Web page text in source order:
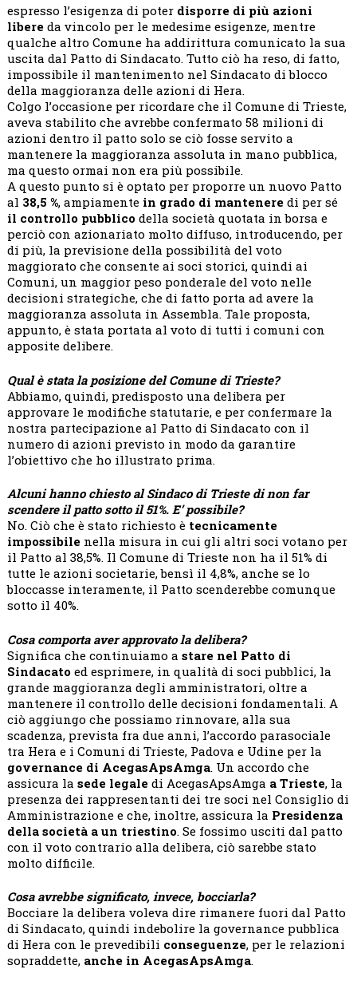
espresso l’esigenza di poter disporre di più azioni
libereda vincolo per le medesime esigenze, mentre
qualche altro Comune ha addirittura comunicato la sua
uscita dal Patto di Sindacato. Tutto ciò ha reso, di fatto,
impossibile il mantenimento nel Sindacato di blocco
della maggioranza delle azioni di Hera.
Colgo l’occasione per ricordare che il Comune di Trieste,
aveva stabilito che avrebbe confermato 58 milioni di
azioni dentro il patto solo se ciò fosse servito a
mantenere la maggioranza assoluta in mano pubblica,
ma questo ormai non era più possibile.
A questo punto si è optato per proporre un nuovo Patto
al 38,5 %, ampiamente in grado di manteneredi per sé
il controllo pubblico della società quotata in borsa e
perciò con azionariato molto diffuso, introducendo, per
di più, la previsione della possibilità del voto
maggiorato che consente ai soci storici, quindi ai
Comuni, un maggior peso ponderale del voto nelle
decisioni strategiche, che di fatto porta ad avere la
maggioranza assoluta in Assembla. Tale proposta,
appunto, è stata portata al voto di tutti i comuni con
apposite delibere.
Qual è stata la posizione del Comune di Trieste?
Abbiamo, quindi, predisposto una delibera per
approvare le modifiche statutarie, e per confermare la
nostra partecipazione al Patto di Sindacato con il
numero di azioni previsto in modo da garantire
l’obiettivo che ho illustrato prima.
Alcuni hanno chiesto al Sindaco di Trieste di non far
scendere il patto sotto il 51%. E’ possibile?
No. Ciò che è stato richiesto è tecnicamente
impossibilenella misura in cui gli altri soci votano per
il Patto al 38,5%. Il Comune di Trieste non ha il 51% di
tutte le azioni societarie, bensì il 4,8%, anche se lo
bloccasse interamente, il Patto scenderebbe comunque
sotto il 40%.
Cosa comporta aver approvato la delibera?
Significa che continuiamo a stare nel Patto di
Sindacato ed esprimere, in qualità di soci pubblici, la
grande maggioranza degli amministratori, oltre a
mantenere il controllo delle decisioni fondamentali. A
ciò aggiungo che possiamo rinnovare, alla sua
scadenza, prevista fra due anni, l’accordo parasociale
tra Hera e i Comuni di Trieste, Padova e Udine per la
governance di AcegasApsAmga. Un accordo che
assicura la sede legaledi AcegasApsAmga a Trieste, la
presenza dei rappresentanti dei tre soci nel Consiglio di
Amministrazione e che, inoltre, assicura la Presidenza
della società a un triestino. Se fossimo usciti dal patto
con il voto contrario alla delibera, ciò sarebbe stato
molto difficile.
Cosa avrebbe significato, invece, bocciarla?
Bocciare la delibera voleva dire rimanere fuori dal Patto
di Sindacato, quindi indebolire la governance pubblica
di Hera con le prevedibili conseguenze, per le relazioni
sopraddette, anche in AcegasApsAmga.